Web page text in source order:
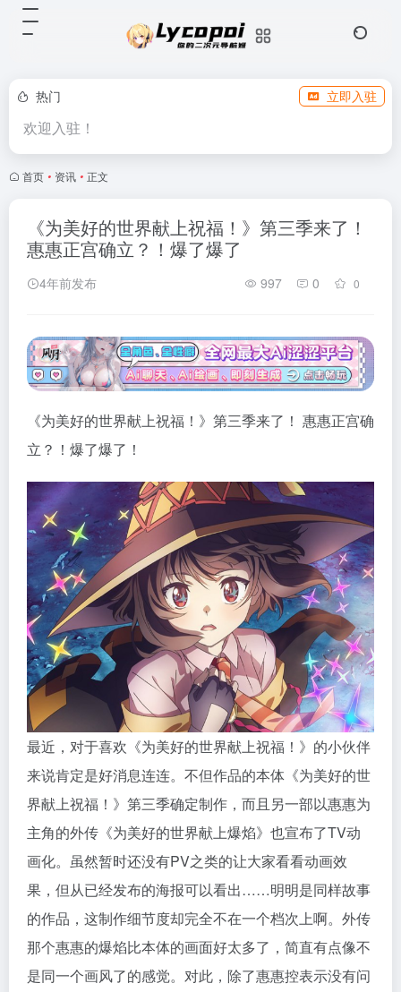
热门 立即入驻
欢迎入驻！
首页 • 资讯 • 正文
《为美好的世界献上祝福！》第三季来了！
惠惠正宫确立？！爆了爆了
4年前发布 997 0 0
《为美好的世界献上祝福！》第三季来了！ 惠惠正宫确
立？！爆了爆了！
最近，对于喜欢《为美好的世界献上祝福！》的小伙伴
来说肯定是好消息连连。不但作品的本体《为美好的世
界献上祝福！》第三季确定制作，而且另一部以惠惠为
主角的外传《为美好的世界献上爆焰》也宣布了TV动
画化。虽然暂时还没有PV之类的让大家看看动画效
果，但从已经发布的海报可以看出……明明是同样故事
的作品，这制作细节度却完全不在一个档次上啊。外传
那个惠惠的爆焰比本体的画面好太多了，简直有点像不
是同一个画风了的感觉。对此，除了惠惠控表示没有问